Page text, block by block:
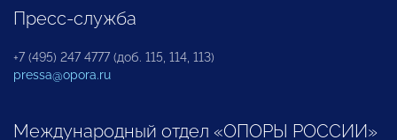
Пресс-служба
+7 (495) 247 4777 (доб. 115, 114, 113)
pressa@opora.ru
Международный отдел «ОПОРЫ РОССИИ»